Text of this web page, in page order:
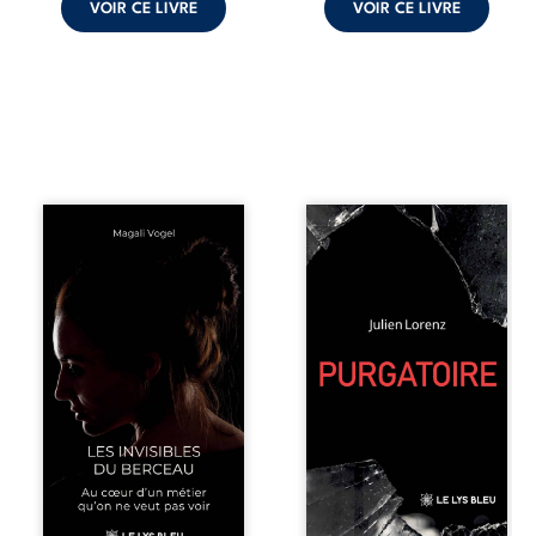
VOIR CE LIVRE VOIR CE LIVRE
Qui prend soin de
celles et ceux
confions nos
enfants ? Derrière
la douceur
apparente des
maisons d’accueil
se joue une réalité
que nul ne
soupçonne :
rémunérations
dérisoires,
solitude,
épuisement,
Vingt années
d’écriture, de
blessures,
d’émotions et de
pensées se
rencontrent dans
profondément
intime. Entre
poèmes bruts,
pamphlets et
réflexions
philosophiques,